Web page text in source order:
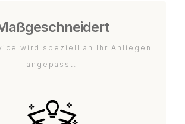
wird speziell an Ihr Anliegen
angepasst.